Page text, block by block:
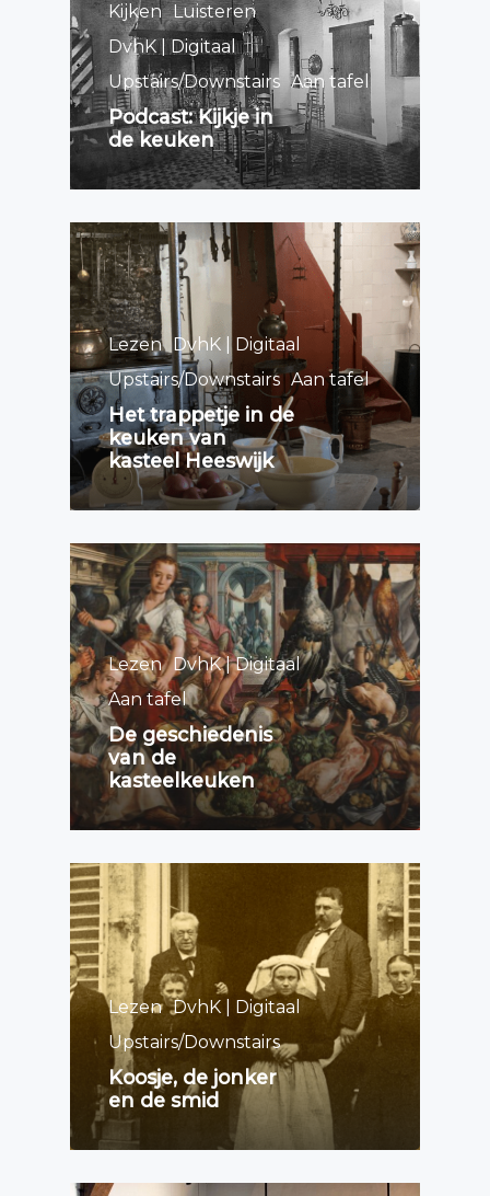
Kijken Luisteren
DvhK | Digitaal
Upstairs/Downstairs Aan tafel
Podcast: Kijkje in
de keuken
Lezen DvhK | Digitaal
Upstairs/Downstairs Aan tafel
Het trappetje in de
keuken van
kasteel Heeswijk
Lezen DvhK | Digitaal
Aan tafel
De geschiedenis
van de
kasteelkeuken
Lezen DvhK | Digitaal
Upstairs/Downstairs
Koosje, de jonker
en de smid